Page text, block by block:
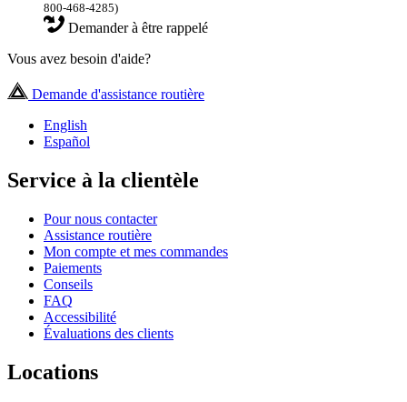
800-468-4285)
Demander à être rappelé
Vous avez besoin d'aide?
Demande d'assistance routière
English
Español
Service à la clientèle
Pour nous contacter
Assistance routière
Mon compte et mes commandes
Paiements
Conseils
FAQ
Accessibilité
Évaluations des clients
Locations